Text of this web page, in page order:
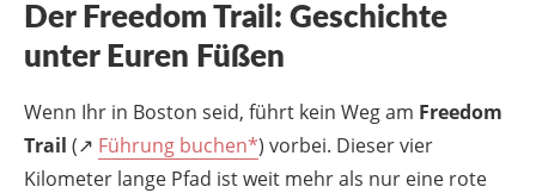
Der Freedom Trail: Geschichte
unter Euren Füßen
Wenn Ihr in Boston seid, führt kein Weg am Freedom
Trail (↗ Führung buchen*) vorbei. Dieser vier
Kilometer lange Pfad ist weit mehr als nur eine rote